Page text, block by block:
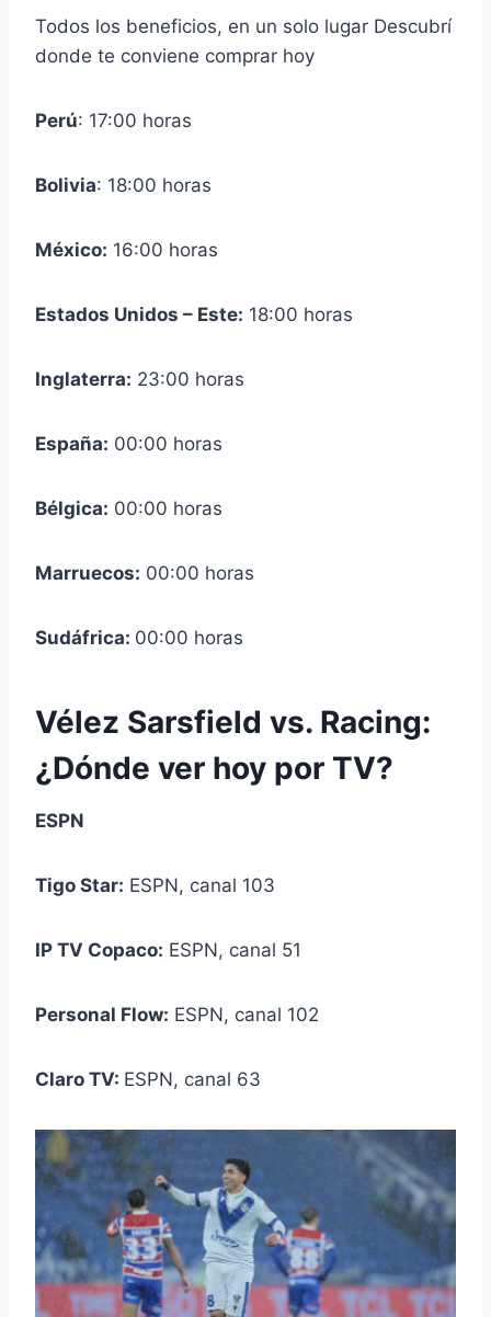
Todos los beneficios, en un solo lugar Descubrí
donde te conviene comprar hoy
Perú: 17:00 horas
Bolivia: 18:00 horas
México: 16:00 horas
Estados Unidos – Este: 18:00 horas
Inglaterra: 23:00 horas
España: 00:00 horas
Bélgica: 00:00 horas
Marruecos: 00:00 horas
Sudáfrica: 00:00 horas
Vélez Sarsfield vs. Racing:
¿Dónde ver hoy por TV?
ESPN
Tigo Star: ESPN, canal 103
IP TV Copaco: ESPN, canal 51
Personal Flow: ESPN, canal 102
Claro TV: ESPN, canal 63